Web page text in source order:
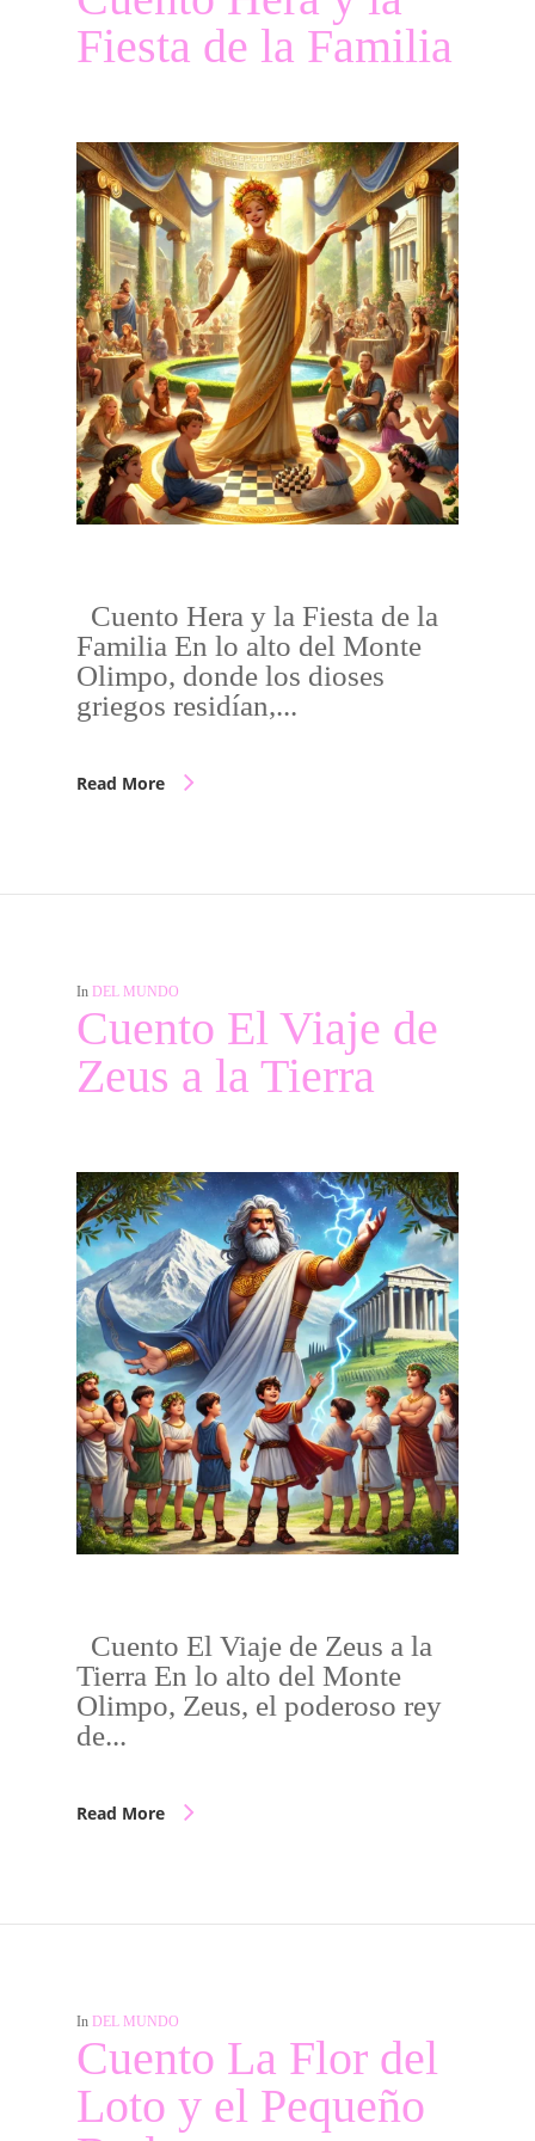
Fiesta de la Familia
Cuento Hera y la Fiesta de la
Familia En lo alto del Monte
Olimpo, donde los dioses
griegos residían,...
Read More
In DEL MUNDO
Cuento El Viaje de
Zeus a la Tierra
Cuento El Viaje de Zeus a la
Tierra En lo alto del Monte
Olimpo, Zeus, el poderoso rey
de...
Read More
In DEL MUNDO
Cuento La Flor del
Loto y el Pequeño